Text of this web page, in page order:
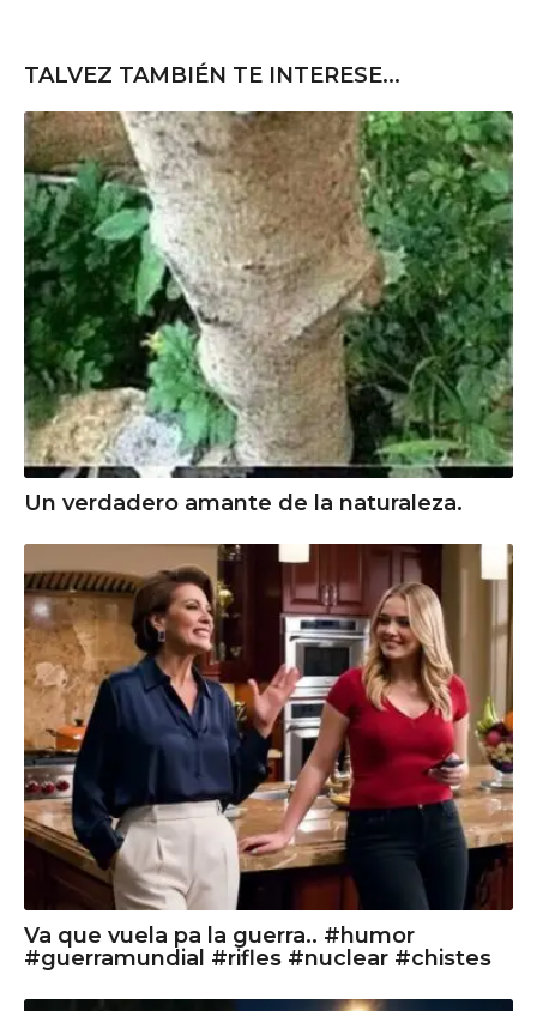
TALVEZ TAMBIÉN TE INTERESE...
Un verdadero amante de la naturaleza.
Va que vuela pa la guerra.. #humor
#guerramundial #rifles #nuclear #chistes